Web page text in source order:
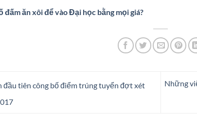
đấm ăn xôi để vào Đại học bằng mọi giá?
đầu tiên công bố điểm trúng tuyển đợt xét
Những